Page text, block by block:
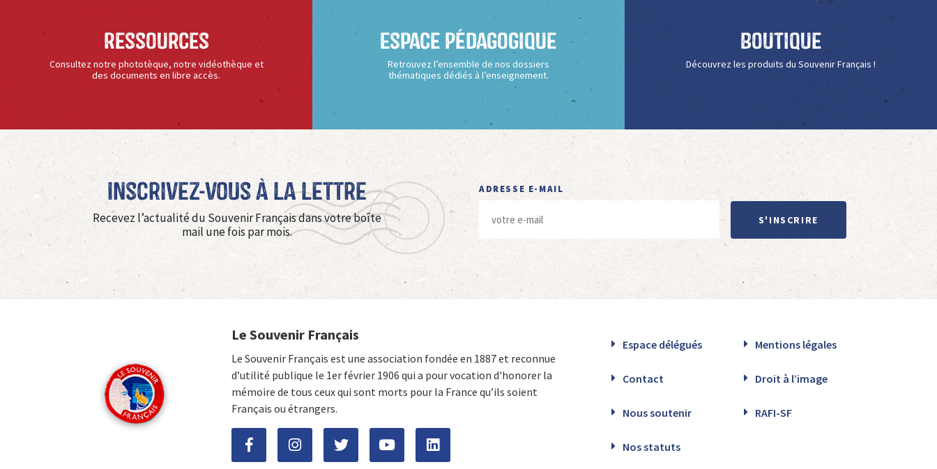
Ressources
Consultez notre phototèque, notre vidéothèque et
des documents en libre accès.
Espace Pédagogique
Retrouvez l’ensemble de nos dossiers
thématiques dédiés à l’enseignement.
Boutique
Découvrez les produits du Souvenir Français !
Inscrivez-vous à La Lettre
Recevez l’actualité du Souvenir Français dans votre boîte
mail une fois par mois.
ADRESSE E-MAIL
S'INSCRIRE
Le Souvenir Français
Le Souvenir Français est une association fondée en 1887 et reconnue
d’utilité publique le 1er février 1906 qui a pour vocation d'honorer la
mémoire de tous ceux qui sont morts pour la France qu’ils soient
Français ou étrangers.
Espace délégués Mentions légales
Contact Droit à l’image
Nous soutenir RAFI-SF
Nos statuts